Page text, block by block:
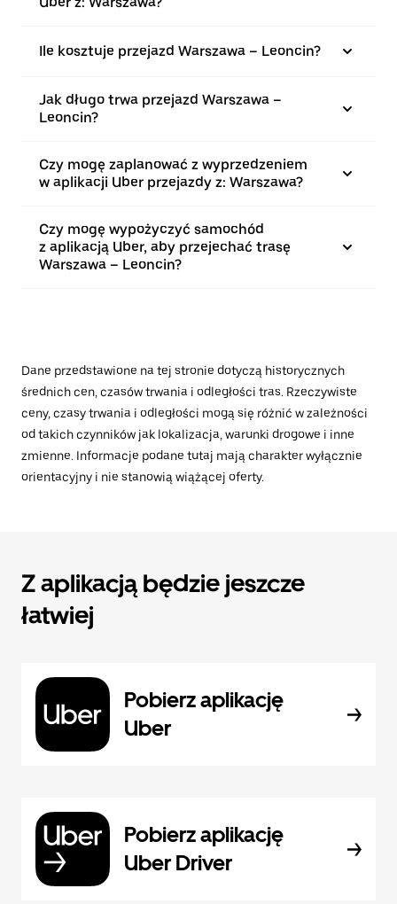
Ile kosztuje przejazd Warszawa – Leoncin?
Jak długo trwa przejazd Warszawa –
Leoncin?
Czy mogę zaplanować z wyprzedzeniem
w aplikacji Uber przejazdy z: Warszawa?
Czy mogę wypożyczyć samochód
z aplikacją Uber, aby przejechać trasę
Warszawa – Leoncin?
Dane przedstawione na tej stronie dotyczą historycznych
średnich cen, czasów trwania i odległości tras. Rzeczywiste
ceny, czasy trwania i odległości mogą się różnić w zależności
od takich czynników jak lokalizacja, warunki drogowe i inne
zmienne. Informacje podane tutaj mają charakter wyłącznie
orientacyjny i nie stanowią wiążącej oferty.
Z aplikacją będzie jeszcze
łatwiej
Pobierz aplikację
Uber
Pobierz aplikację
Uber Driver